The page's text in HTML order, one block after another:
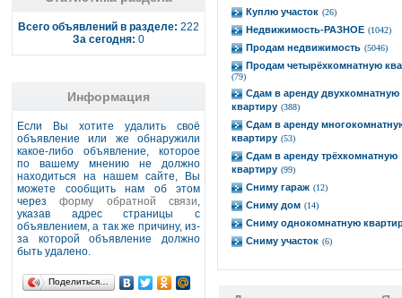
Всего объявлений в разделе: 222
За сегодня: 0
Информация
Если Вы хотите удалить своё
объявление или же обнаружили
какое-либо объявление, которое
по вашему мнению не должно
находиться на нашем сайте, Вы
можете сообщить нам об этом
черезформу обратной связи,
указав адрес страницы с
объявлением, а так же причину, из-
за которой объявление должно
быть удалено.
Поделиться…
Куплю участок (26)
Недвижимость-РАЗНОЕ (1042)
Продам недвижимость (5046)
Продам четырёхкомнатную
(79)
Сдам в аренду двухкомнатную
квартиру (388)
Сдам в аренду
квартиру (53)
Сдам в аренду трёхкомнатную
квартиру (99)
Сниму гараж (12)
Сниму дом (14)
Сниму однокомнатную
Сниму участок (6)